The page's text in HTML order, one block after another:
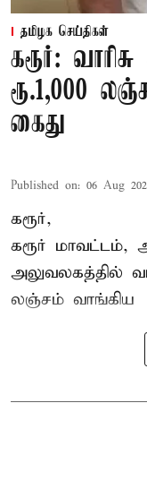
தமிழக செய்திகள்
கரூர்:
ரூ.1,000
கைது
Published on: 06 Aug
கரூர்,
கரூர் மாவட்டம்,
அலுவலகத்தில்
லஞ்சம் வாங்கிய